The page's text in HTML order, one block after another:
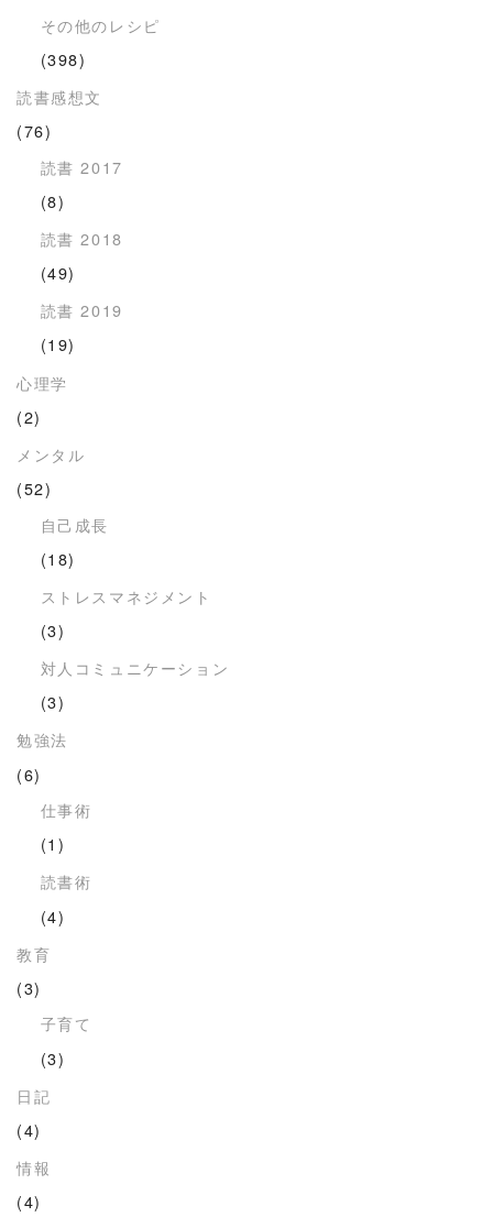
その他のレシピ
(398)
読書感想文
(76)
読書 2017
(8)
読書 2018
(49)
読書 2019
(19)
心理学
(2)
メンタル
(52)
自己成長
(18)
ストレスマネジメント
(3)
対人コミュニケーション
(3)
勉強法
(6)
仕事術
(1)
読書術
(4)
教育
(3)
子育て
(3)
日記
(4)
情報
(4)